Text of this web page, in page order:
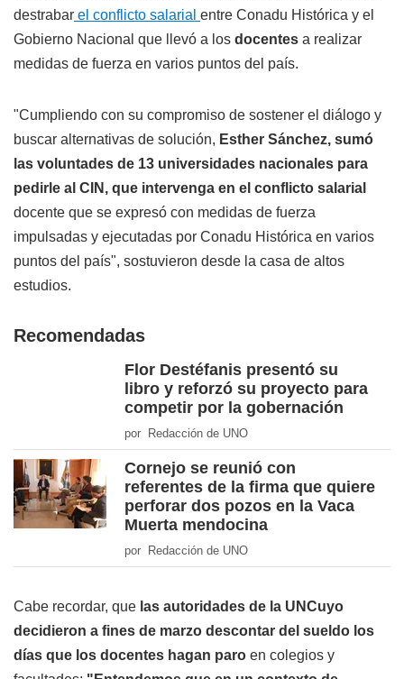
destrabar el conflicto salarial entre Conadu Histórica y el
Gobierno Nacional que llevó a los docentes a realizar
medidas de fuerza en varios puntos del país.
"Cumpliendo con su compromiso de sostener el diálogo y
buscar alternativas de solución, Esther Sánchez, sumó
las voluntades de 13 universidades nacionales para
pedirle al CIN, que intervenga en el conflicto salarial
docente que se expresó con medidas de fuerza
impulsadas y ejecutadas por Conadu Histórica en varios
puntos del país", sostuvieron desde la casa de altos
estudios.
Recomendadas
Flor Destéfanis presentó su
libro y reforzó su proyecto para
competir por la gobernación
por Redacción de UNO
Cornejo se reunió con
referentes de la firma que quiere
perforar dos pozos en la Vaca
Muerta mendocina
por Redacción de UNO
Cabe recordar, que las autoridades de la UNCuyo
decidieron a fines de marzo descontar del sueldo los
días que los docentes hagan paro en colegios y